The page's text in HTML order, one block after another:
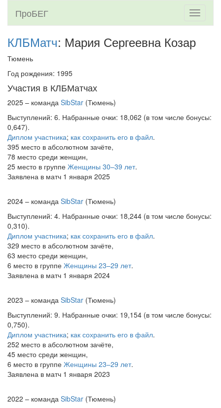
Toggle
ПроБЕГ
КЛБМатч: Мария Сергеевна Козар
Тюмень
Год рождения: 1995
Участия в КЛБМатчах
2025 – команда SibStar (Тюмень)
Выступлений: 6. Набранные очки: 18,062 (в том числе бонусы:
0,647).
Диплом участника; как сохранить его в файл.
395 место в абсолютном зачёте,
78 место среди женщин,
25 место в группе Женщины 30–39 лет.
Заявлена в матч 1 января 2025
2024 – команда SibStar (Тюмень)
Выступлений: 4. Набранные очки: 18,244 (в том числе бонусы:
0,310).
Диплом участника; как сохранить его в файл.
329 место в абсолютном зачёте,
63 место среди женщин,
6 место в группе Женщины 23–29 лет.
Заявлена в матч 1 января 2024
2023 – команда SibStar (Тюмень)
Выступлений: 9. Набранные очки: 19,154 (в том числе бонусы:
0,750).
Диплом участника; как сохранить его в файл.
252 место в абсолютном зачёте,
45 место среди женщин,
6 место в группе Женщины 23–29 лет.
Заявлена в матч 1 января 2023
2022 – команда SibStar (Тюмень)